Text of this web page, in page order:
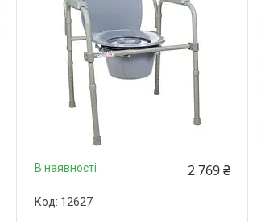
В наявності 2 769 ₴
12627